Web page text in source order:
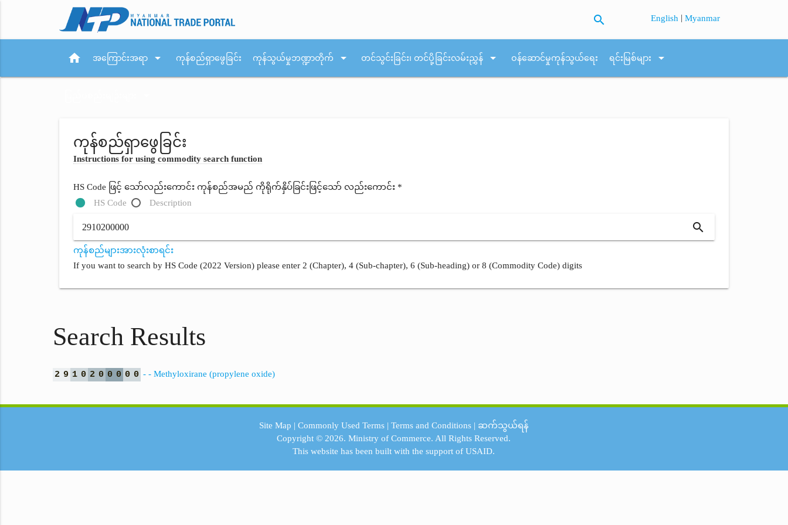
search English |Myanmar
home အကြောင်းအရာ arrow_drop_down ကုန်စည်ရှာဖွေခြင်း ကုန်သွယ်မှုဘဏ္ဍာတိုက် arrow_drop_down တင်သွင်းခြင်း၊ တင်ပို့ခြင်းလမ်းညွှန် arrow_drop_down ဝန်ဆောင်မှုကုန်သွယ်ရေး ရင်းမြစ်များ arrow_drop_down
ကုန်စည်ရှာဖွေခြင်း
Instructions for using commodity search function
HS Code ဖြင့် သော်လည်းကောင်း ကုန်စည်အမည် ကိုရိုက်နှိပ်ခြင်းဖြင့်သော် လည်းကောင်း *
HS Code
Description
search
ကုန်စည်များအားလုံးစာရင်း
If you want to search by HS Code (2022 Version) please enter 2 (Chapter), 4 (Sub-chapter), 6 (Sub-heading) or 8 (Commodity Code) digits
Search Results
2 9 1 0 2 0 0 0 0 0 - - Methyloxirane (propylene oxide)
Site Map | Commonly Used Terms| Terms and Conditions| ဆက်သွယ်ရန်
Copyright © 2026.Ministry of Commerce. All Rights Reserved.
This website has been built with the support ofUSAID.